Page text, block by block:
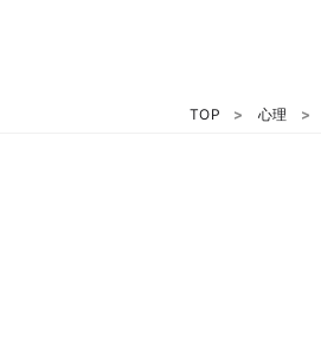
TOP 心理